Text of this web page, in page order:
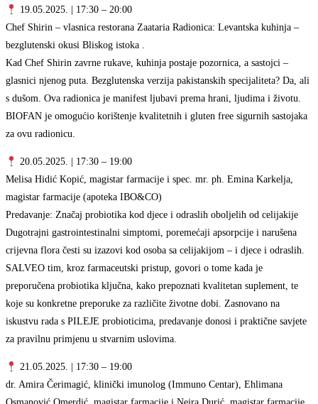
19.05.2025. | 17:30 – 20:00
Chef Shirin – vlasnica restorana Zaataria Radionica: Levantska kuhinja –
bezglutenski okusi Bliskog istoka .
Kad Chef Shirin zavrne rukave, kuhinja postaje pozornica, a sastojci –
glasnici njenog puta. Bezglutenska verzija pakistanskih specijaliteta? Da, ali
s dušom. Ova radionica je manifest ljubavi prema hrani, ljudima i životu.
BIOFAN je omogućio korištenje kvalitetnih i gluten free sigurnih sastojaka
za ovu radionicu.
20.05.2025. | 17:30 – 19:00
Melisa Hidić Kopić, magistar farmacije i spec. mr. ph. Emina Karkelja,
magistar farmacije (apoteka IBO&CO)
Predavanje: Značaj probiotika kod djece i odraslih oboljelih od celijakije
Dugotrajni gastrointestinalni simptomi, poremećaji apsorpcije i narušena
crijevna flora česti su izazovi kod osoba sa celijakijom – i djece i odraslih.
SALVEO tim, kroz farmaceutski pristup, govori o tome kada je
preporučena probiotika ključna, kako prepoznati kvalitetan suplement, te
koje su konkretne preporuke za različite životne dobi. Zasnovano na
iskustvu rada s PILEJE probioticima, predavanje donosi i praktične savjete
za pravilnu primjenu u stvarnim uslovima.
21.05.2025. | 17:30 – 19:00
dr. Amira Čerimagić, klinički imunolog (Immuno Centar), Ehlimana